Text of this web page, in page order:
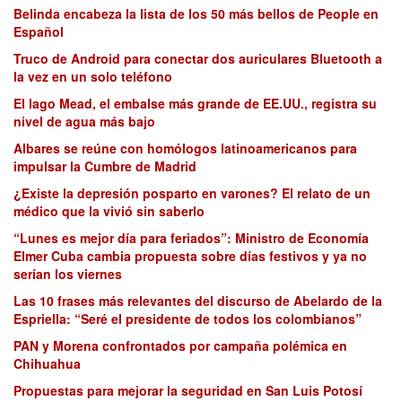
Belinda encabeza la lista de los 50 más bellos de People en
Español
Truco de Android para conectar dos auriculares Bluetooth a
la vez en un solo teléfono
El lago Mead, el embalse más grande de EE.UU., registra su
nivel de agua más bajo
Albares se reúne con homólogos latinoamericanos para
impulsar la Cumbre de Madrid
¿Existe la depresión posparto en varones? El relato de un
médico que la vivió sin saberlo
“Lunes es mejor día para feriados”: Ministro de Economía
Elmer Cuba cambia propuesta sobre días festivos y ya no
serían los viernes
Las 10 frases más relevantes del discurso de Abelardo de la
Espriella: “Seré el presidente de todos los colombianos”
PAN y Morena confrontados por campaña polémica en
Chihuahua
Propuestas para mejorar la seguridad en San Luis Potosí